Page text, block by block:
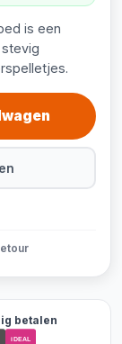
is een
betalen
iDEAL